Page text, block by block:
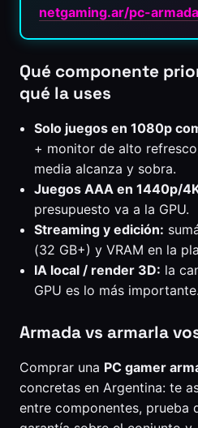
netgaming.ar/pc-
Qué componente
qué la uses
Solo juegos en 1080p
+ monitor de alto
media alcanza y sobra.
Juegos AAA en 1440p/
presupuesto va a la GPU.
Streaming y edición:
(32 GB+) y VRAM en la
IA local / render 3D: la
GPU es lo más importante.
Armada vs armarla
Comprar una PC gamer
concretas en Argentina: te
entre componentes, prueba